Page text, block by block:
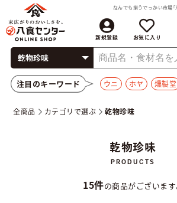
なんでも揃うでっかい市場
新規登録 お気に入り
注目のキーワード ウニ ホヤ 燻製堂
全商品 カテゴリで選ぶ 乾物珍味
乾物珍味
15件の商品がございます